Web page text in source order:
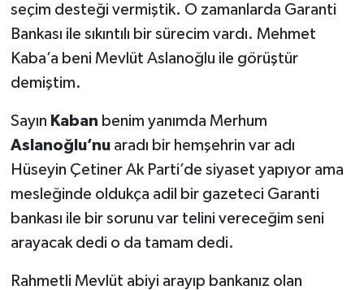
seçim desteği vermiştik. O zamanlarda Garanti
Bankası ile sıkıntılı bir sürecim vardı. Mehmet
Kaba’a beni Mevlüt Aslanoğlu ile görüştür
demiştim.
Sayın Kaban benim yanımda Merhum
Aslanoğlu’nuaradı bir hemşehrin var adı
Hüseyin Çetiner Ak Parti’de siyaset yapıyor ama
mesleğinde oldukça adil bir gazeteci Garanti
bankası ile bir sorunu var telini vereceğim seni
arayacak dedi o da tamam dedi.
Rahmetli Mevlüt abiyi arayıp bankanız olan